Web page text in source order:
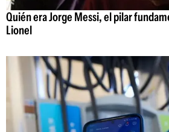
Quién era Jorge Messi, el pilar
Lionel